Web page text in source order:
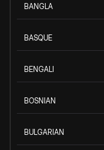
BANGLA
BASQUE
BENGALI
BOSNIAN
BULGARIAN